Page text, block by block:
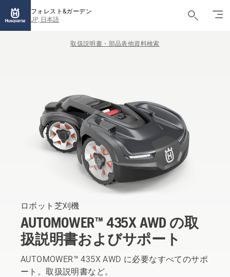
フォレスト&ガーデン
JP, 日本語
取扱説明書・部品表他資料検索
ロボット芝刈機
AUTOMOWER™ 435X AWD の取
扱説明書およびサポート
AUTOMOWER™ 435X AWD に必要なすべてのサポ
ート。取扱説明書など。